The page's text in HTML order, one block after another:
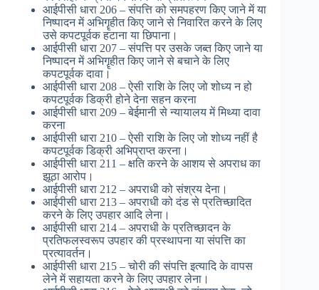
आईपीसी धारा 206 – संपत्ति को समपहरण किए जाने में या
निष्पादन में अभिगॄहीत किए जाने से निवारित करने के लिए
उसे कपटपूर्वक हटाना या छिपाना।
आईपीसी धारा 207 – संपत्ति पर उसके जब्त किए जाने या
निष्पादन में अभिगॄहीत किए जाने से बचाने के लिए
कपटपूर्वक दावा।
आईपीसी धारा 208 – ऐसी राशि के लिए जो शोध्य न हो
कपटपूर्वक डिक्री होने देना सहन करना
आईपीसी धारा 209 – बेईमानी से न्यायालय में मिथ्या दावा
करना
आईपीसी धारा 210 – ऐसी राशि के लिए जो शोध्य नहीं है
कपटपूर्वक डिक्री अभिप्राप्त करना।
आईपीसी धारा 211 – क्षति करने के आशय से अपराध का
झूठा आरोप।
आईपीसी धारा 212 – अपराधी को संश्रय देना।
आईपीसी धारा 213 – अपराधी को दंड से प्रतिच्छादित
करने के लिए उपहार आदि लेना।
आईपीसी धारा 214 – अपराधी के प्रतिच्छादन के
प्रतिफलस्वरूप उपहार की प्रस्थापना या संपत्ति का
प्रत्यावर्तन।
आईपीसी धारा 215 – चोरी की संपत्ति इत्यादि के वापस
लेने में सहायता करने के लिए उपहार लेना।